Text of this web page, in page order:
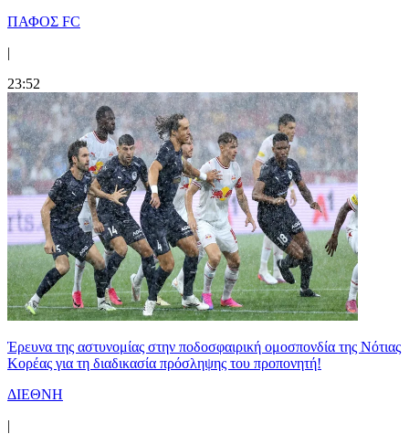
ΠΑΦΟΣ FC
|
23:52
Έρευνα της αστυνομίας στην ποδοσφαιρική ομοσπονδία της Νότιας
Κορέας για τη διαδικασία πρόσληψης του προπονητή!
ΔΙΕΘΝΗ
|